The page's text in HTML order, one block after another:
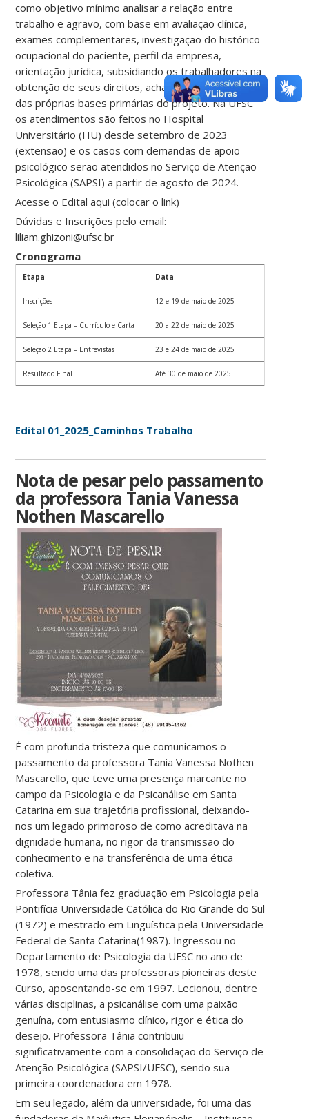
como objetivo mínimo analisar a relação entre
trabalho e agravo, com base em avaliação clínica,
exames complementares, investigação do histórico
ocupacional do paciente, perfil da empresa,
orientação jurídica, subsidiando os trabalhadores na
obtenção de seus direitos, achados da literatura e
das próprias bases primárias do projeto. Na UFSC
os atendimentos são feitos no Hospital
Universitário (HU) desde setembro de 2023
(extensão) e os casos com demandas de apoio
psicológico serão atendidos no Serviço de Atenção
Psicológica (SAPSI) a partir de agosto de 2024.
Acesse o Edital aqui (colocar o link)
Dúvidas e Inscrições pelo email:
liliam.ghizoni@ufsc.br
Cronograma
Etapa Data
Inscrições 12 e 19 de maio de 2025
Seleção 1 Etapa – Currículo e Carta 20 a 22 de maio de 2025
Seleção 2 Etapa – Entrevistas 23 e 24 de maio de 2025
Resultado Final Até 30 de maio de 2025
Edital 01_2025_Caminhos Trabalho
Nota de pesar pelo passamento
da professora Tania Vanessa
Nothen Mascarello
É com profunda tristeza que comunicamos o
passamento da professora Tania Vanessa Nothen
Mascarello, que teve uma presença marcante no
campo da Psicologia e da Psicanálise em Santa
Catarina em sua trajetória profissional, deixando-
nos um legado primoroso de como acreditava na
dignidade humana, no rigor da transmissão do
conhecimento e na transferência de uma ética
coletiva.
Professora Tânia fez graduação em Psicologia pela
Pontifícia Universidade Católica do Rio Grande do Sul
(1972) e mestrado em Linguística pela Universidade
Federal de Santa Catarina(1987). Ingressou no
Departamento de Psicologia da UFSC no ano de
1978, sendo uma das professoras pioneiras deste
Curso, aposentando-se em 1997. Lecionou, dentre
várias disciplinas, a psicanálise com uma paixão
genuína, com entusiasmo clínico, rigor e ética do
desejo. Professora Tânia contribuiu
significativamente com a consolidação do Serviço de
Atenção Psicológica (SAPSI/UFSC), sendo sua
primeira coordenadora em 1978.
Em seu legado, além da universidade, foi uma das